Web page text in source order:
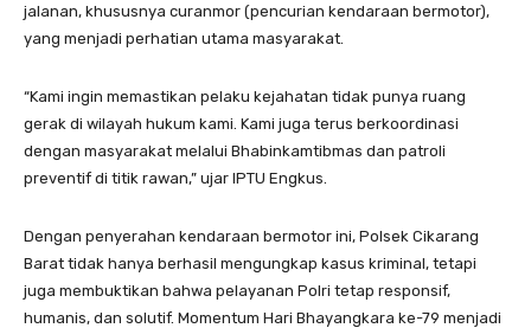
jalanan, khususnya curanmor (pencurian kendaraan bermotor),
yang menjadi perhatian utama masyarakat.
“Kami ingin memastikan pelaku kejahatan tidak punya ruang
gerak di wilayah hukum kami. Kami juga terus berkoordinasi
dengan masyarakat melalui Bhabinkamtibmas dan patroli
preventif di titik rawan,” ujar IPTU Engkus.
Dengan penyerahan kendaraan bermotor ini, Polsek Cikarang
Barat tidak hanya berhasil mengungkap kasus kriminal, tetapi
juga membuktikan bahwa pelayanan Polri tetap responsif,
humanis, dan solutif. Momentum Hari Bhayangkara ke-79 menjadi